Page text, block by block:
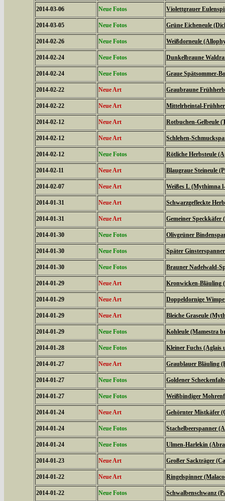
2014-03-06 Neue Fotos Violettgrauer
2014-03-05 Neue Fotos Grüne Eicheneule
2014-02-26 Neue Fotos Weißdorneule
2014-02-24 Neue Fotos Dunkelbraune
2014-02-24 Neue Fotos Graue Spätsommer-
2014-02-22 Neue Art Graubraune
2014-02-22 Neue Art Mittelrheintal-
2014-02-12 Neue Art Rotbuchen-Gelbeule
2014-02-12 Neue Art Schlehen-
2014-02-12 Neue Fotos Rötliche Herbsteule
2014-02-11 Neue Art Blaugraue Steineule
2014-02-07 Neue Art Weißes L (Mythimna
2014-01-31 Neue Art Schwarzgefleckte
2014-01-31 Neue Art Gemeiner Speckkäfer
2014-01-30 Neue Fotos Olivgrüner
2014-01-30 Neue Fotos Später
2014-01-30 Neue Fotos Brauner Nadelwald-
2014-01-29 Neue Art Kronwicken-Bläuling
2014-01-29 Neue Art Doppeldornige
2014-01-29 Neue Art Bleiche Graseule
2014-01-29 Neue Fotos Kohleule (Mamestra
2014-01-28 Neue Fotos Kleiner Fuchs (Aglais
2014-01-27 Neue Art Graublauer Bläuling
2014-01-27 Neue Fotos Goldener
2014-01-27 Neue Fotos Weißbindiger
2014-01-24 Neue Art Gehörnter Mistkäfer
2014-01-24 Neue Fotos Stachelbeerspanner
2014-01-24 Neue Fotos Ulmen-Harlekin
2014-01-23 Neue Art Großer Sackträger
2014-01-22 Neue Art Ringelspinner
2014-01-22 Neue Fotos Schwalbenschwanz